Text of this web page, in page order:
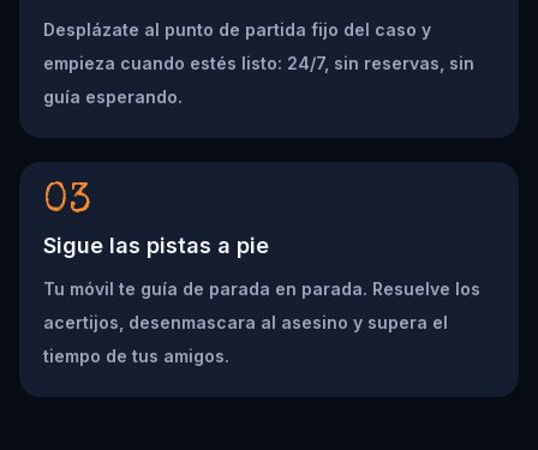
Desplázate al punto de partida fijo del caso y
empieza cuando estés listo: 24/7, sin reservas, sin
guía esperando.
03
Sigue las pistas a pie
Tu móvil te guía de parada en parada. Resuelve los
acertijos, desenmascara al asesino y supera el
tiempo de tus amigos.